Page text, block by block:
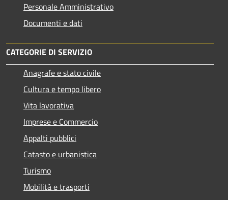
Personale Amministrativo
Documenti e dati
CATEGORIE DI SERVIZIO
Anagrafe e stato civile
Cultura e tempo libero
Vita lavorativa
Imprese e Commercio
Appalti pubblici
Catasto e urbanistica
Turismo
Mobilità e trasporti